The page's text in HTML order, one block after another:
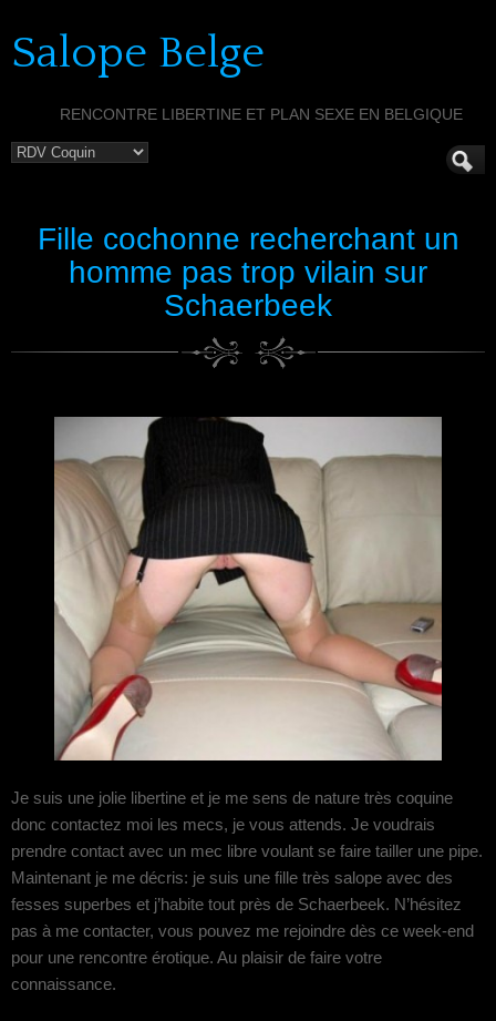
Salope Belge
RENCONTRE LIBERTINE ET PLAN SEXE EN BELGIQUE
Fille cochonne recherchant un
homme pas trop vilain sur
Schaerbeek
Je suis une jolie libertine et je me sens de nature très coquine
donc contactez moi les mecs, je vous attends. Je voudrais
prendre contact avec un mec libre voulant se faire tailler une pipe.
Maintenant je me décris: je suis une fille très salope avec des
fesses superbes et j’habite tout près de Schaerbeek. N’hésitez
pas à me contacter, vous pouvez me rejoindre dès ce week-end
pour une rencontre érotique. Au plaisir de faire votre
connaissance.